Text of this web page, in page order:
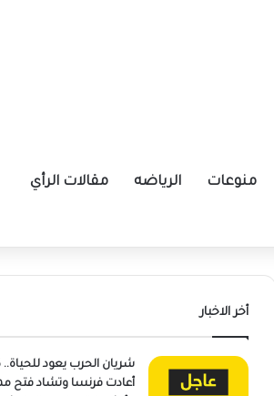
منوعات الرياضه مقالات الرأي
أخر الاخبار
شريان الحرب يعود
أعادت فرنسا وتشاد فتح